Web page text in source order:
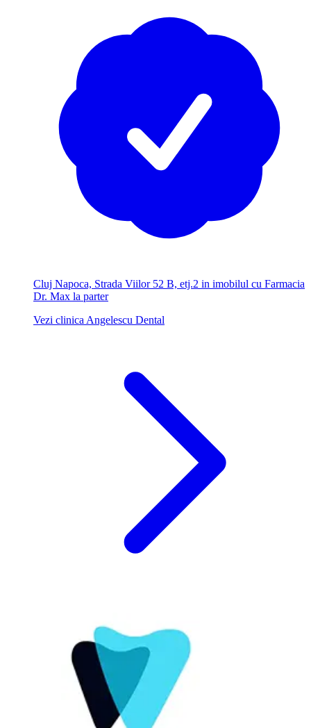
Cluj Napoca, Strada Viilor 52 B, etj.2 in imobilul cu Farmacia
Dr. Max la parter
Vezi clinica Angelescu Dental